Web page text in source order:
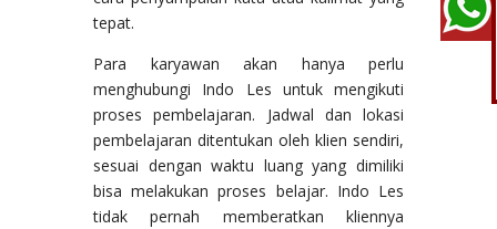
tepat.
Para karyawan akan hanya perlu
menghubungi Indo Les untuk mengikuti
proses pembelajaran. Jadwal dan lokasi
pembelajaran ditentukan oleh klien sendiri,
sesuai dengan waktu luang yang dimiliki
bisa melakukan proses belajar. Indo Les
tidak pernah memberatkan kliennya